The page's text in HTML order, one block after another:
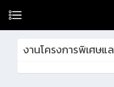
งานโครงการพิเศษแ